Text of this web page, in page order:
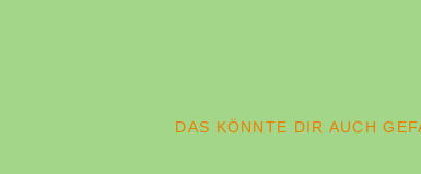
DAS KÖNNTE DIR AUCH